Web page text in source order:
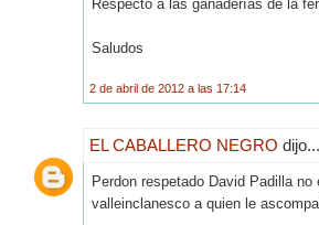
Respecto a las ganaderías de la
Saludos
2 de abril de 2012 a las 17:14
EL CABALLERO NEGRO dijo...
Perdon respetado David Padilla
valleinclanesco a quien le